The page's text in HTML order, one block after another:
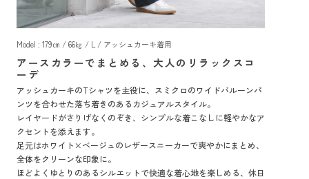
Model : 179㎝ / 66㎏ / L / アッシュカーキ着用
アースカラーでまとめる、大人のリラックスコ
ーデ
アッシュカーキのTシャツを主役に、スミクロのワイドバルーンパ
ンツを合わせた落ち着きのあるカジュアルスタイル。
レイヤードがさりげなくのぞき、シンプルな着こなしに軽やかなア
クセントを添えます。
足元はホワイト×ベージュのレザースニーカーで爽やかにまとめ、
全体をクリーンな印象に。
ほどよくゆとりのあるシルエットで快適な着心地を楽しめる、休日